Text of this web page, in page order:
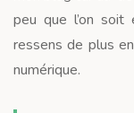
peu que l’on
ressens de plus
numérique.